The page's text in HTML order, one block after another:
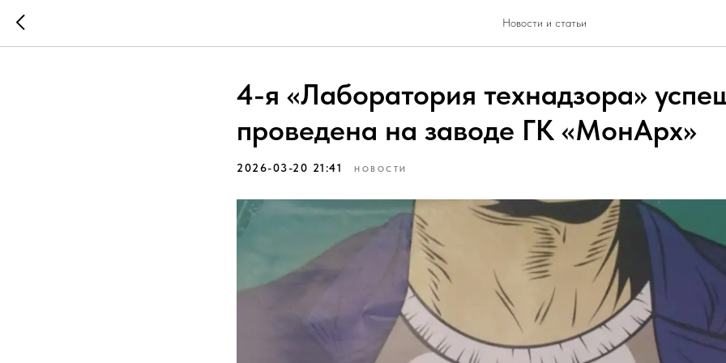
Новости и статьи
4-я «Лаборатория технадзора»
проведена на заводе ГК «МонАрх»
2026-03-20 21:41 НОВОСТИ